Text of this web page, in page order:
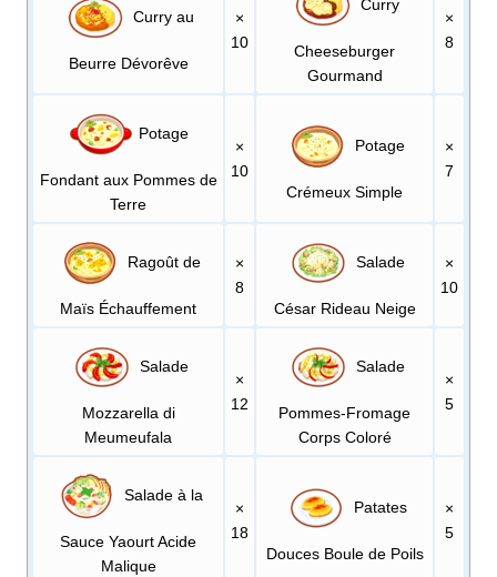
Curry au
Beurre Dévorêve
×
10
Curry
Cheeseburger
Gourmand
×
8
Potage
Fondant aux Pommes de
Terre
×
10
Potage
Crémeux Simple
×
7
Ragoût de
Maïs Échauffement
×
8
Salade
César Rideau Neige
×
10
Salade
Mozzarella di
Meumeufala
×
12
Salade
Pommes-Fromage
Corps Coloré
×
5
Salade à la
Sauce Yaourt Acide
Malique
×
18
Patates
Douces Boule de Poils
×
5